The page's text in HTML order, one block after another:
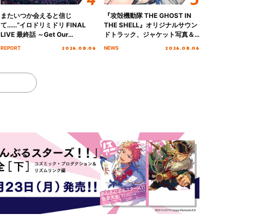
またいつか会えると信じ
て……“イロドリミドリ FINAL
LIVE 最終話 ～Get Our
MIRAI!!!!!!!!!!!!!!～”10年の活動
REPORT 2026.08.06
『攻殻機動隊 THE GHOST IN
THE SHELL』オリジナルサウン
ドトラック、ジャケット写真＆
収録楽曲を公開！
NEWS 2026.08.06